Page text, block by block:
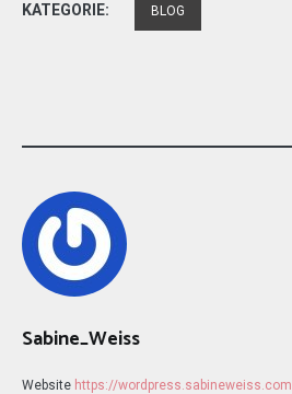
KATEGORIE: BLOG
Sabine_Weiss
Website https://wordpress.sabineweiss.com